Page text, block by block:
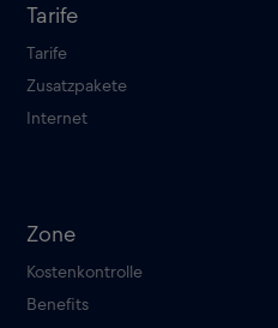
Tarife
Tarife
Zusatzpakete
Internet
Zone
Kostenkontrolle
Benefits